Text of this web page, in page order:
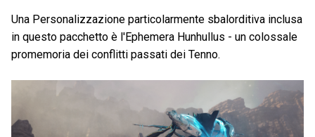
Una Personalizzazione particolarmente sbalorditiva inclusa
in questo pacchetto è l'Ephemera Hunhullus - un colossale
promemoria dei conflitti passati dei Tenno.